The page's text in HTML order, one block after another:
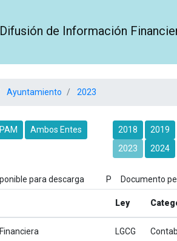
Difusión de Información
Ayuntamiento 2023
Ambos Entes 2018
2019
2023
2024
para descarga P Documento
Ley
LGCG